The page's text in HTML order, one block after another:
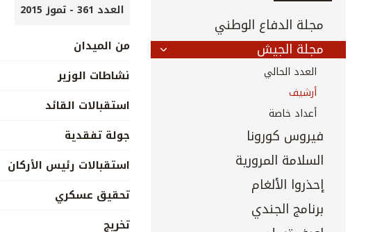
مجلة الدفاع الوطني
مجلة الجيش
العدد الحالي
أرشيف
أعداد خاصة
فيروس كورونا
السلامة المرورية
إحذروا الألغام
برنامج الجندي
العدد 361 - تموز 2015
من الميدان
نشاطات الوزير
استقبالات القائد
جولة تفقدية
استقبالات رئيس الأركان
تحقيق عسكري
تخريج